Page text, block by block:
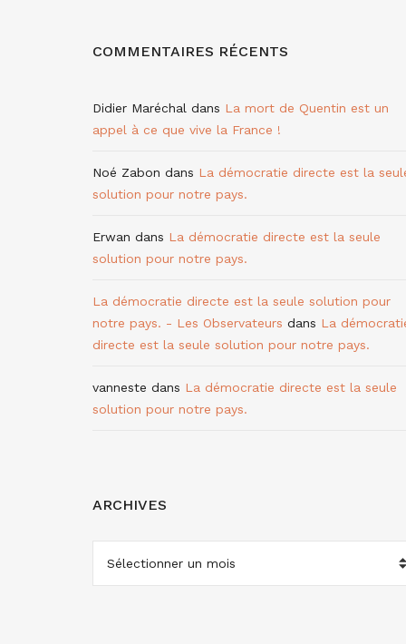
COMMENTAIRES RÉCENTS
Didier Maréchal dans La mort de Quentin est un
appel à ce que vive la France !
Noé Zabon dans La démocratie directe est la
solution pour notre pays.
Erwan dans La démocratie directe est la seule
solution pour notre pays.
La démocratie directe est la seule solution pour
notre pays. - Les Observateurs dans La
directe est la seule solution pour notre pays.
vanneste dans La démocratie directe est la seule
solution pour notre pays.
ARCHIVES
ARCHIVES